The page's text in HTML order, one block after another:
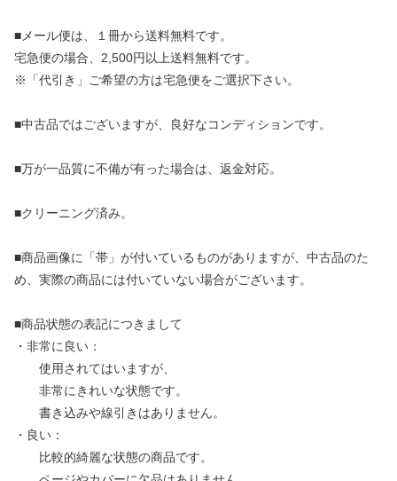
■メール便は、１冊から送料無料です。
宅急便の場合、2,500円以上送料無料です。
※「代引き」ご希望の方は宅急便をご選択下さい。
■中古品ではございますが、良好なコンディションです。
■万が一品質に不備が有った場合は、返金対応。
■クリーニング済み。
■商品画像に「帯」が付いているものがありますが、中古品のた
め、実際の商品には付いていない場合がございます。
■商品状態の表記につきまして
・非常に良い：
使用されてはいますが、
非常にきれいな状態です。
書き込みや線引きはありません。
・良い：
比較的綺麗な状態の商品です。